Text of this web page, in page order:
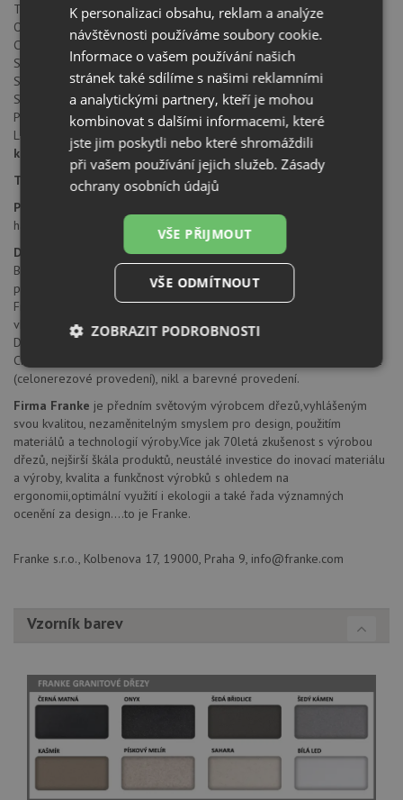
Tlaková
Otočná 360°
Celková výška: 456 mm
Silikonový flexi krk
S koncovkou na flexi krku osazenou perlátorem
S regulací Sprcha/Proud
Průtok vody: 7,7 l/min. (3 bar)
Laminární průtok vody
keramická kartuš
Typ:
tlaková
Připojení:
hadičky 45 cm
Dřezové baterie
Baterie je nedílnou součástí dřezu a to nejen z estetického, ale i z
praktického hlediska.
Franke nabízí širokou škálu zejména tlakových baterií. Dále baterie
vhodné pro montáž pod okno a baterie pro beztlakové ohřívače.
Dřezové baterie se vyrábí v několika povrchových úpravách.
Chrom – lesklý, vysoce odolný povrch, snadný na údržbu. Dále nerez
(celonerezové provedení), nikl a barevné provedení.
Firma Franke je předním světovým výrobcem dřezů,vyhlášeným
svou kvalitou, nezaměnitelným smyslem pro design, použitím
materiálů a technologií výroby.Více jak 70letá zkušenost s výrobou
dřezů, nejširší škála produktů, neustálé investice do inovací materiálu
a výroby, kvalita a funkčnost výrobků s ohledem na
ergonomii,optimální využití i ekologii a také řada významných
ocenění za design....to je Franke.
Franke s.r.o., Kolbenova 17, 19000, Praha 9, info@franke.com
Vzorník barev
K personalizaci obsahu, reklam a analýze
návštěvnosti používáme soubory cookie.
Informace o vašem používání našich
stránek také sdílíme s našimi reklamními
a analytickými partnery, kteří je mohou
kombinovat s dalšími informacemi, které
jste jim poskytli nebo které shromáždili
při vašem používání jejich služeb.Zásady
ochrany osobních údajů
VŠE PŘIJMOUT
VŠE ODMÍTNOUT
ZOBRAZIT PODROBNOSTI
Nezbytně
nutné
soubory
Výkonové
soubory
Soubory
cílení
Funkční soubory
Nezařazené
soubory
Nezbytně nutné soubory cookie umožňují základní
funkce webových stránek, jako je přihlášení
nezbytně nutných souborů cookie správně používat.